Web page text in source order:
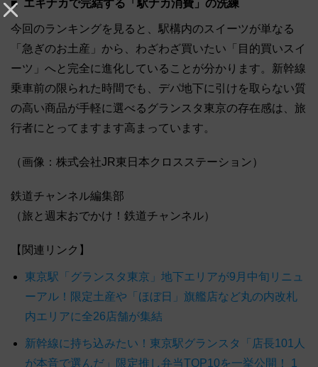
エキナカで完結する「駅ナカ消費」の洗練
今回のランキングを見ると、駅構内のスイーツが単なる
「急ぎのお土産」から、わざわざ買いたい「目的買いスイ
ーツ」へと完全に進化していることが分かります。新幹線
乗車前の限られた時間でも、デパ地下に引けを取らない質
の高い商品が手軽に選べるグランスタ東京の存在感は、旅
行者にとってますます高まっています。
（画像：株式会社JR東日本クロスステーション）
鉄道チャンネル編集部
（旅と週末おでかけ！鉄道チャンネル）
【関連リンク】
東京駅「グランスタ東京」地下エリアが9月中旬リニュ
ーアル！限定土産や「ほぼ日」旗艦店など丸の内改札
内エリアに全26店舗が集結
新幹線に持ち込みたい！東京駅グランスタ「店長101人
が本音で選んだ」限定推し弁当TOP10を一挙公開！ 1